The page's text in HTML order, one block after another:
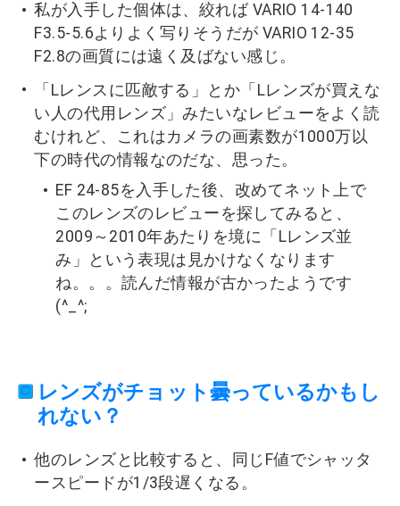
私が入手した個体は、絞れば VARIO 14-140
F3.5-5.6よりよく写りそうだが VARIO 12-35
F2.8の画質には遠く及ばない感じ。
「Lレンスに匹敵する」とか「Lレンズが買えな
い人の代用レンズ」みたいなレビューをよく読
むけれど、これはカメラの画素数が1000万以
下の時代の情報なのだな、思った。
EF 24-85を入手した後、改めてネット上で
このレンズのレビューを探してみると、
2009～2010年あたりを境に「Lレンズ並
み」という表現は見かけなくなります
ね。。。読んだ情報が古かったようです
(^_^;
レンズがチョット曇っているかもし
れない？
他のレンズと比較すると、同じF値でシャッタ
ースピードが1/3段遅くなる。